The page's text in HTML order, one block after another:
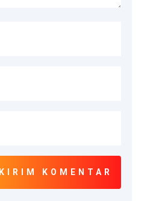
KIRIM KOMENTAR